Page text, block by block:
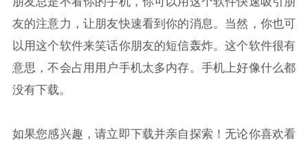
友的注意力，让朋友快速看到你的消息。当然，你也可
以用这个软件来笑话你朋友的短信轰炸。这个软件很有
意思，不会占用用户手机太多内存。手机上好像什么都
没有下载。
如果您感兴趣，请立即下载并亲自探索！无论你喜欢看